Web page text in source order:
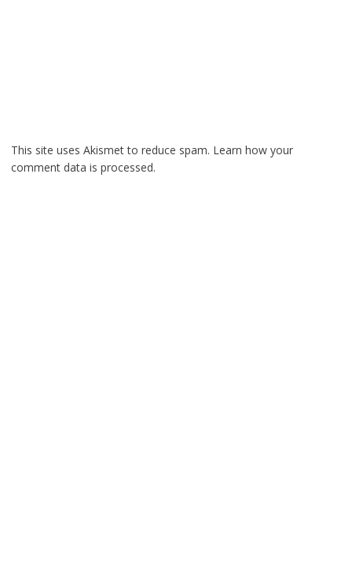
This site uses Akismet to reduce spam. Learn how your
comment data is processed.